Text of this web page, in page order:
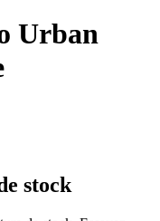
Urban
stock